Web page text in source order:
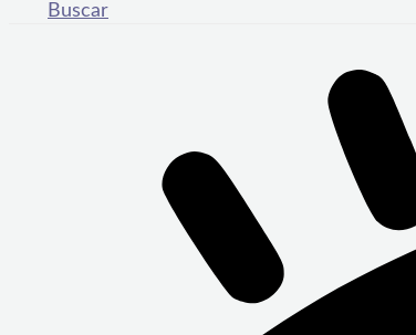
Buscar